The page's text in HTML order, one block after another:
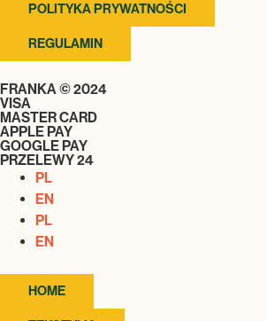
POLITYKA PRYWATNOŚCI
REGULAMIN
FRANKA © 2024
VISA
MASTER CARD
APPLE PAY
GOOGLE PAY
PRZELEWY 24
PL
EN
PL
EN
HOME